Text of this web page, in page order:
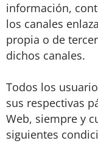
información,
los canales
propia o de
dichos canales.
Todos los
sus respectivas
Web, siempre y
siguientes